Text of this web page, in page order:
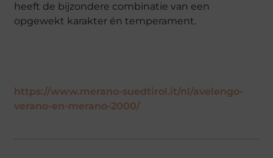
heeft de bijzondere combinatie van een
opgewekt karakter én temperament.
https://www.merano-suedtirol.it/nl/avelengo-
verano-en-merano-2000/